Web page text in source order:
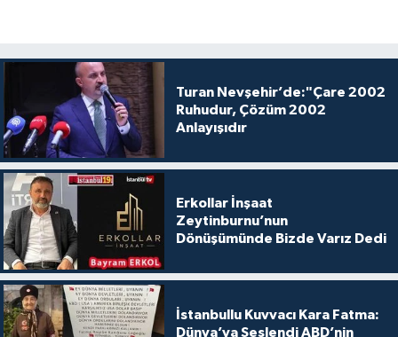
Turan Nevşehir’de:"Çare 2002
Ruhudur, Çözüm 2002
Anlayışıdır
Erkollar İnşaat
Zeytinburnu’nun
Dönüşümünde Bizde Varız Dedi
İstanbullu Kuvvacı Kara Fatma:
Dünya’ya Seslendi ABD’nin